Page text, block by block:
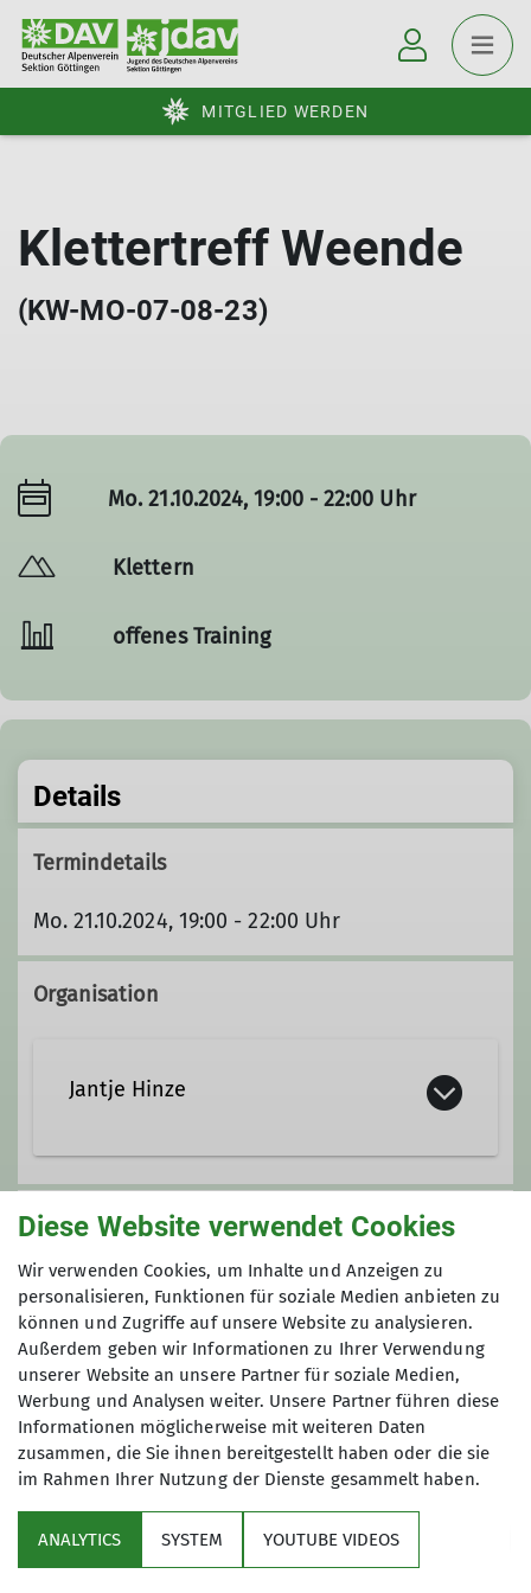
MITGLIED WERDEN
Klettertreff Weende
(KW-MO-07-08-23)
Mo. 21.10.2024, 19:00 - 22:00 Uhr
Klettern
offenes Training
Details
Termindetails
Mo. 21.10.2024, 19:00 - 22:00 Uhr
Organisation
Jantje Hinze
jantje.hinze@davgoettingen.de
Qualifikationen
Kletterbetreuer*in Breitensport
Ämter
Klettern und Naturschutz
Unsere Veranstaltungsorte
Nordwand
James-Franck-Ring 1b
37077 Göttingen
Sektion
Diese Website verwendet Cookies
Wir verwenden Cookies, um Inhalte und Anzeigen zu
personalisieren, Funktionen für soziale Medien anbieten zu
können und Zugriffe auf unsere Website zu analysieren.
Außerdem geben wir Informationen zu Ihrer Verwendung
unserer Website an unsere Partner für soziale Medien,
Werbung und Analysen weiter. Unsere Partner führen diese
Informationen möglicherweise mit weiteren Daten
zusammen, die Sie ihnen bereitgestellt haben oder die sie
im Rahmen Ihrer Nutzung der Dienste gesammelt haben.
ANALYTICS SYSTEM YOUTUBE VIDEOS